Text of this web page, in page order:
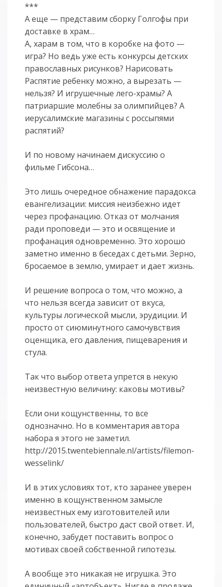
***
А еще — представим сборку Голгофы при
доставке в храм…
А, харам в том, что в коробке на фото —
игра? Но ведь уже есть конкурсы детских
православных рисунков? Нарисовать
Распятие ребенку можно, а вырезать —
нельзя? И игрушечные лего-храмы? А
патриаршие молебны за олимпийцев? А
иерусалимские магазины с россыпями
распятий?
И по новому начинаем дискуссию о
фильме Гибсона…
Это лишь очередное обнажение парадокса
евангелизации: миссия неизбежно идет
через профанацию. Отказ от молчания
ради проповеди — это и освящение и
профанация одновременно. Это хорошо
заметно именно в беседах с детьми. Зерно,
бросаемое в землю, умирает и дает жизнь.
И решение вопроса о том, что можно, а
что нельзя всегда зависит от вкуса,
культуры логической мысли, эрудиции. И
просто от сиюминутного самочувствия
оценщика, его давления, пищеварения и
стула.
Так что выбор ответа упрется в некую
неизвестную величину: каковы мотивы?
Если они кощунственны, то все
однозначно. Но в комментария автора
набора я этого не заметил.
http://2015.twentebiennale.nl/artists/filemon-
wesselink/
И в этих условиях тот, кто заранее уверен
именно в кощунственном замысле
неизвестных ему изготовителей или
пользователей, быстро даст свой ответ. И,
конечно, забудет поставить вопрос о
мотивах своей собственной гипотезы.
А вообще это никакая не игрушка. Это